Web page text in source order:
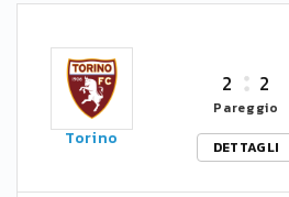
Torino
2 2
Pareggio
DETTAGLI